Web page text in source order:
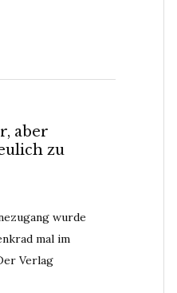
aber
zu
wurde
mal im
Verlag